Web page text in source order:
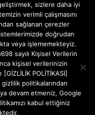
sizlere daha iyi
verimli çalışmasını
sağlanan çerezler
doğrudan
veya işlememekteyiz.
sayılı Kişisel Verilerin
kişisel verilerinizin
POLİTİKASI]
politikalarından
devam etmeniz, Google
kabul ettiğiniz